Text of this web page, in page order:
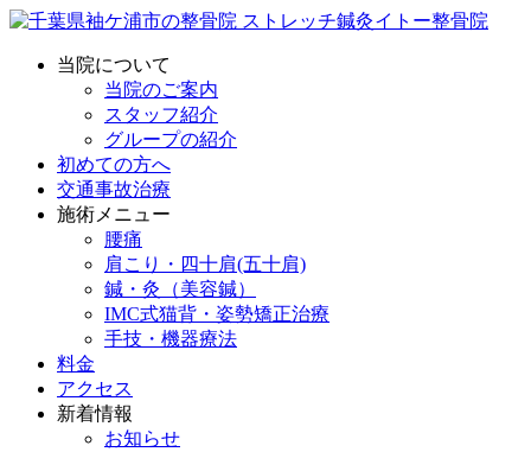
当院について
当院のご案内
スタッフ紹介
グループの紹介
初めての方へ
交通事故治療
施術メニュー
腰痛
肩こり・四十肩(五十肩)
鍼・灸（美容鍼）
IMC式猫背・姿勢矯正治療
手技・機器療法
料金
アクセス
新着情報
お知らせ